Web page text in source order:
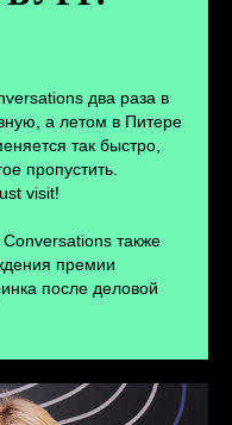
два раза в
а летом в Питере
так быстро,
пропустить.
visit!
также
премии
после деловой